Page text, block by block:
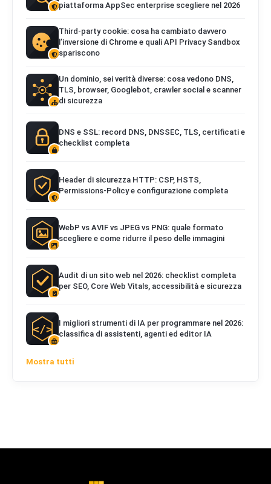
piattaforma AppSec enterprise scegliere nel 2026
Third-party cookie: cosa ha cambiato davvero
l’inversione di Chrome e quali API Privacy Sandbox
spariscono
Un dominio, sei verità diverse: cosa vedono DNS,
TLS, browser, Googlebot, crawler social e scanner
di sicurezza
DNS e SSL: record DNS, DNSSEC, TLS, certificati e
checklist completa
Header di sicurezza HTTP: CSP, HSTS,
Permissions-Policy e configurazione completa
WebP vs AVIF vs JPEG vs PNG: quale formato
scegliere e come ridurre il peso delle immagini
Audit di un sito web nel 2026: checklist completa
per SEO, Core Web Vitals, accessibilità e sicurezza
I migliori strumenti di IA per programmare nel 2026:
classifica di assistenti, agenti ed editor IA
Mostra tutti